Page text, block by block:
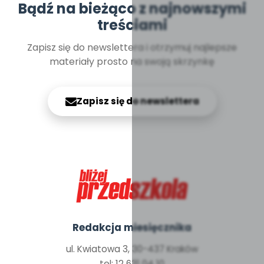
Bądź na bieżąco z najnowszymi
treściami
Zapisz się do newslettera i otrzymuj najlepsze
materiały prosto na swoją skrzynkę
Zapisz się do newslettera
Redakcja miesięcznika
ul. Kwiatowa 3, 30-437 Kraków